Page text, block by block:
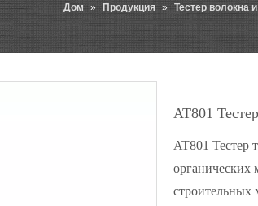
Дом » Продукция » Тестер волокна
AT801
AT801 Тестер
органических
строительных